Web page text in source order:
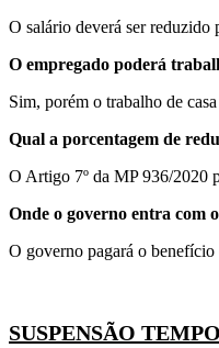
O salário deverá ser reduzido
O empregado poderá
Sim, porém o trabalho de
Qual a porcentagem de
O Artigo 7º da MP 936/2020
Onde o governo entra com
O governo pagará o benefício
SUSPENSÃO